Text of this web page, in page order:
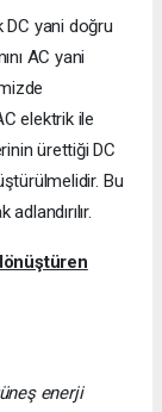
yani doğru
AC yani
elektrik ile
ürettiği DC
Bu
enerji